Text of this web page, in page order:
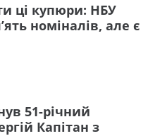
ці купюри: НБУ
номіналів, але є
51-річний
Капітан з